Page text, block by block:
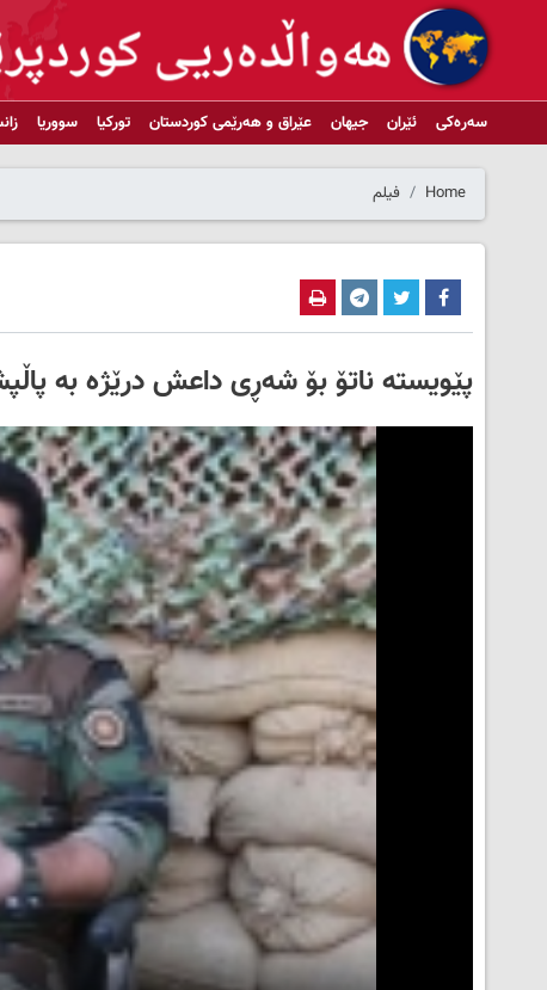
سەرەکی ئێران جیهان عێراق و هەرێمی کوردستان تورکیا سووریا
Home فیلم
پێویستە ناتۆ بۆ شەڕی داعش درێژە بە